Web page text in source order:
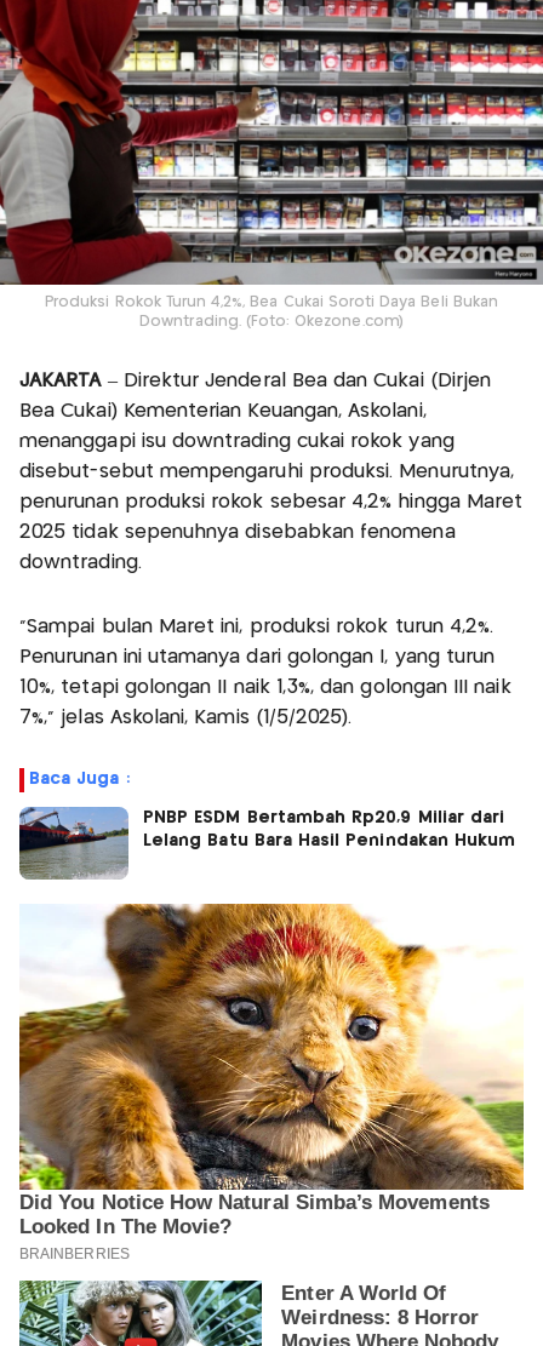
Produksi Rokok Turun 4,2%, Bea Cukai Soroti Daya Beli Bukan
Downtrading. (Foto: Okezone.com)
JAKARTA– Direktur Jenderal Bea dan Cukai (Dirjen
Bea Cukai) Kementerian Keuangan, Askolani,
menanggapi isu downtrading cukai rokok yang
disebut-sebut mempengaruhi produksi. Menurutnya,
penurunan produksi rokok sebesar 4,2% hingga Maret
2025 tidak sepenuhnya disebabkan fenomena
downtrading.​
“Sampai bulan Maret ini, produksi rokok turun 4,2%.
Penurunan ini utamanya dari golongan I, yang turun
10%, tetapi golongan II naik 1,3%, dan golongan III naik
7%,” jelas Askolani, Kamis (1/5/2025).​
Baca Juga :
PNBP ESDM Bertambah Rp20,9 Miliar dari
Lelang Batu Bara Hasil Penindakan Hukum